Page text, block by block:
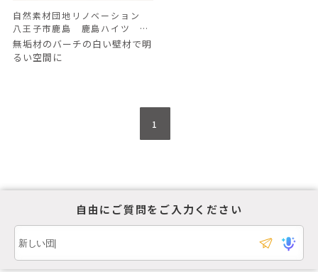
自然素材団地リノベーション
八王子市鹿島 鹿島ハイツ A
邸 リノベーション
無垢材のバーチの白い壁材で明
るい空間に
1
自由にご質問をご入力ください